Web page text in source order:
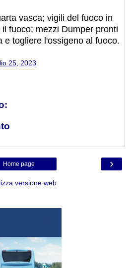
vasca; vigili del fuoco in
fuoco; mezzi Dumper pronti
e togliere l'ossigeno al fuoco.
25, 2023
›
Home page
versione web